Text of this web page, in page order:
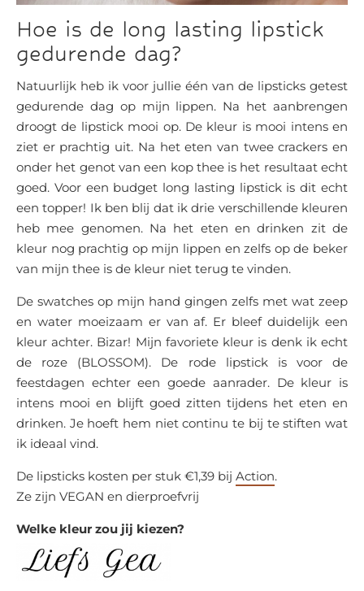
Hoe is de long lasting lipstick
gedurende dag?
Natuurlijk heb ik voor jullie één van de lipsticks getest
gedurende dag op mijn lippen. Na het aanbrengen
droogt de lipstick mooi op. De kleur is mooi intens en
ziet er prachtig uit. Na het eten van twee crackers en
onder het genot van een kop thee is het resultaat echt
goed. Voor een budget long lasting lipstick is dit echt
een topper! Ik ben blij dat ik drie verschillende kleuren
heb mee genomen. Na het eten en drinken zit de
kleur nog prachtig op mijn lippen en zelfs op de beker
van mijn thee is de kleur niet terug te vinden.
De swatches op mijn hand gingen zelfs met wat zeep
en water moeizaam er van af. Er bleef duidelijk een
kleur achter. Bizar! Mijn favoriete kleur is denk ik echt
de roze (BLOSSOM). De rode lipstick is voor de
feestdagen echter een goede aanrader. De kleur is
intens mooi en blijft goed zitten tijdens het eten en
drinken. Je hoeft hem niet continu te bij te stiften wat
ik ideaal vind.
De lipsticks kosten per stuk €1,39 bij Action.
Ze zijn VEGAN en dierproefvrij
Welke kleur zou jij kiezen?